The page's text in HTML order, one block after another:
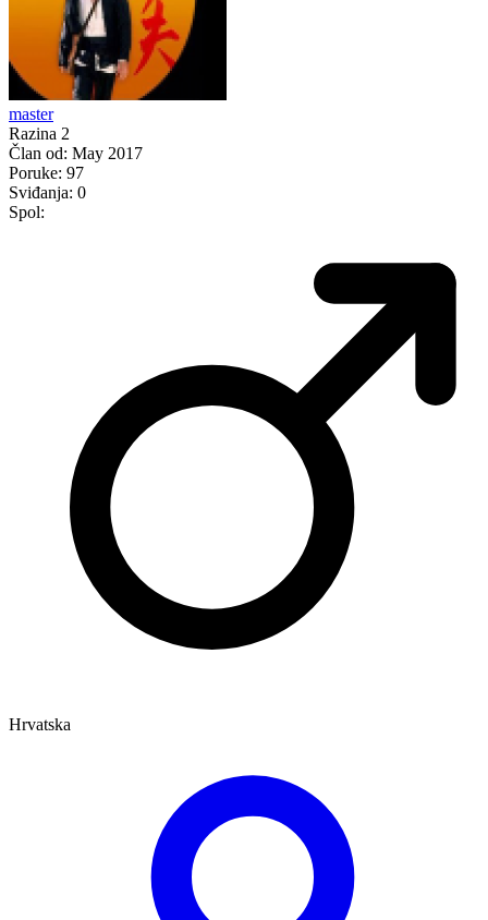
master
Razina 2
Član od: May 2017
Poruke: 97
Sviđanja: 0
Spol:
Hrvatska